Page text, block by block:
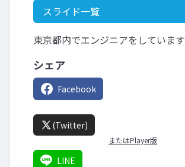
スライド一覧
東京都内でエンジニアをしています
シェア
Facebook
(Twitter)
またはPlayer版
LINE